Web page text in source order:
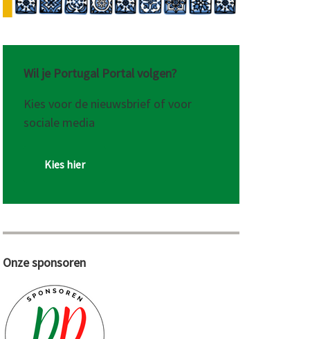
Wil je Portugal Portal volgen?
Kies voor de nieuwsbrief of voor
sociale media
Kies hier
Onze sponsoren